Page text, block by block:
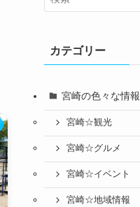
カテゴリー
宮崎の色々な情報
宮崎☆観光
宮崎☆グルメ
宮崎☆イベント
宮崎☆地域情報